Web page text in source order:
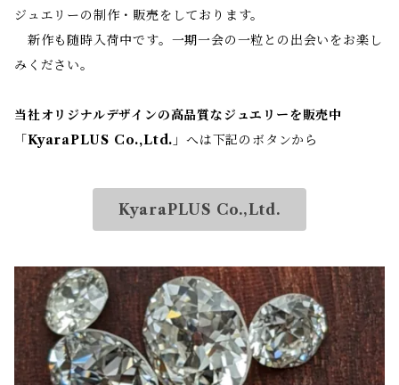
ジュエリーの制作・販売をしております。
新作も随時入荷中です。一期一会の一粒との出会いをお楽し
みください。
当社オリジナルデザインの高品質なジュエリーを販売中
「 KyaraPLUS Co.,Ltd. 」へは下記のボタンから
KyaraPLUS Co.,Ltd.